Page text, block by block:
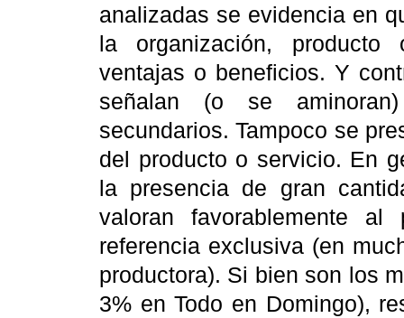
analizadas se evidencia en
la organización,
ventajas o beneficios. Y
señalan (o se
secundarios. Tampoco se
del producto o servicio. En
la presencia de gran
valoran favorablemente
referencia exclusiva (en
productora). Si bien son los
3% en Todo en Domingo),